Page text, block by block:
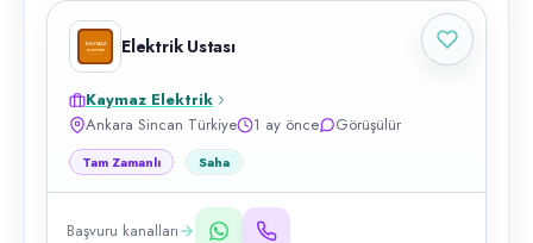
Elektrik Ustası
Kaymaz Elektrik
Ankara Sincan Türkiye
1 ay önce Görüşülür
Tam Zamanlı Saha
Başvuru kanalları